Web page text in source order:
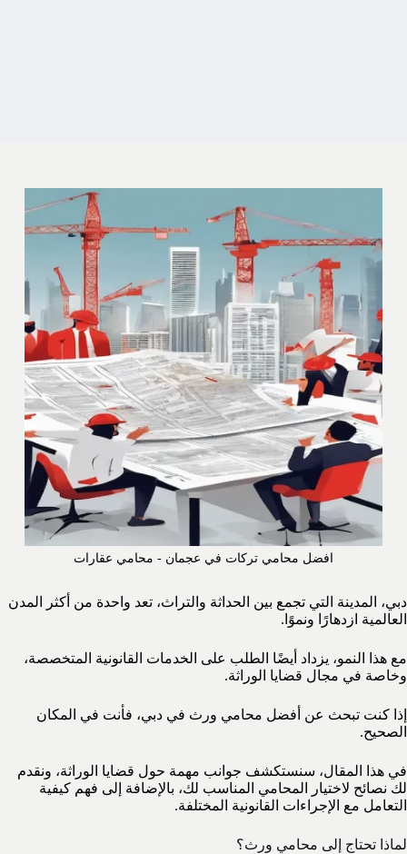
افضل محامي تركات في عجمان - محامي عقارات
دبي، المدينة التي تجمع بين الحداثة والتراث، تعد واحدة من أكثر المدن
العالمية ازدهارًا ونموًا.
مع هذا النمو، يزداد أيضًا الطلب على الخدمات القانونية المتخصصة،
وخاصة في مجال قضايا الوراثة.
إذا كنت تبحث عن أفضل محامي ورث في دبي، فأنت في المكان
الصحيح.
في هذا المقال، سنستكشف جوانب مهمة حول قضايا الوراثة، ونقدم
لك نصائح لاختيار المحامي المناسب لك، بالإضافة إلى فهم كيفية
التعامل مع الإجراءات القانونية المختلفة.
لماذا تحتاج إلى محامي ورث؟